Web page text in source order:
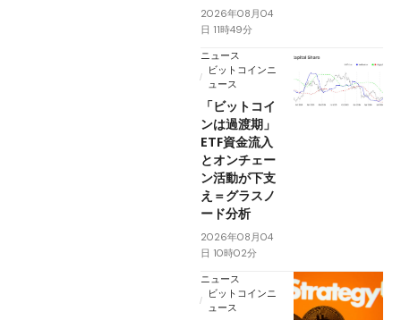
2026年08月04
日 11時49分
ニュース
ビットコインニ
ュース
「ビットコイ
ンは過渡期」
ETF資金流入
とオンチェー
ン活動が下支
え＝グラスノ
ード分析
2026年08月04
日 10時02分
ニュース
ビットコインニ
ュース